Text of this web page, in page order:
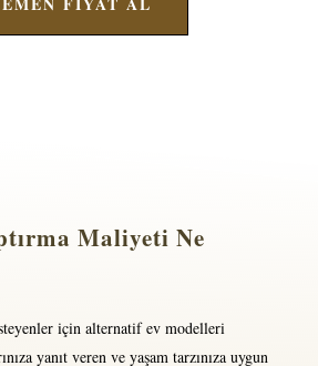
Maliyeti Ne
için alternatif ev modelleri
yanıt veren ve yaşam tarzınıza uygun